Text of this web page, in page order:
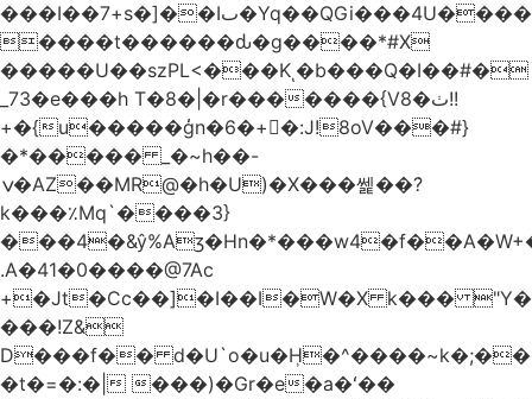
���I��7+s�]��Iٮ�Yq��QGi���4U�����
����t������ԃ�g����*#X
_73�e���h T�8�|�r�������{V8�ٺ!!
+�{u�����ģn�6�+�:J!8oV���#}
�*����� _�~h��-
ݍ�AZ��MR@�h�U)�X���쎑��݁?
k���٪Mq`����3}
.A�41�0����@7Ac
+�Jt�Cc��]�I��I�W�X k���
���!Z&
D���f��
�t�=�:�| ���)�Gr�e�a�ʻ��